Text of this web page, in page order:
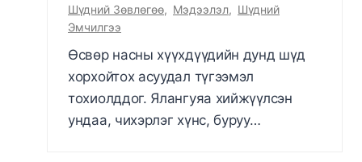
Шүдний Зөвлөгөө, Мэдээлэл, Шүдний
Эмчилгээ
Өсвөр насны хүүхдүүдийн дунд шүд
хорхойтох асуудал түгээмэл
тохиолддог. Ялангуяа хийжүүлсэн
ундаа, чихэрлэг хүнс, буруу…